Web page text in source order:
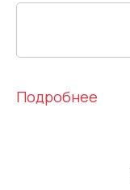
Подробнее